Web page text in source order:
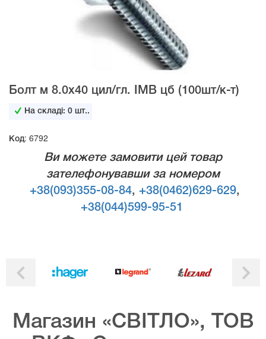
Болт м 8.0х40 цил/гл. IMB цб (100шт/к-т)
На складі:0 шт..
Код: 6792
Ви можете замовити цей товар
зателефонувавши за номером
+38(093)355-08-84, +38(0462)629-629,
+38(044)599-95-51
Магазин «СВІТЛО», ТОВ